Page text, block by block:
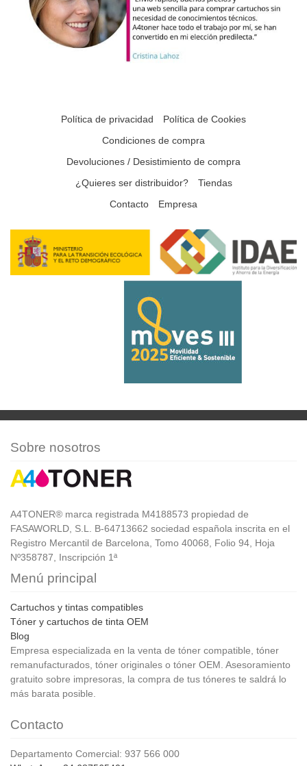
Política de privacidad
Política de Cookies
Condiciones de compra
Devoluciones / Desistimiento de compra
¿Quieres ser distribuidor?
Tiendas
Contacto
Empresa
Sobre nosotros
A4TONER® marca registrada M4188573 propiedad de
FASAWORLD, S.L. B-64713662 sociedad española inscrita en el
Registro Mercantil de Barcelona, Tomo 40068, Folio 94, Hoja
Nº358787, Inscripción 1ª
Menú principal
Cartuchos y tintas compatibles
Tóner y cartuchos de tinta OEM
Blog
Empresa especializada en la venta de tóner compatible, tóner
remanufacturados, tóner originales o tóner OEM. Asesoramiento
gratuito sobre impresoras, la compra de tus tóneres te saldrá lo
más barata posible.
Contacto
Departamento Comercial: 937 566 000